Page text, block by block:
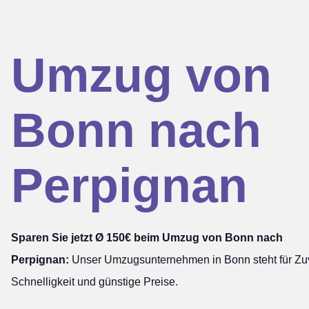
Umzug von
Bonn nach
Perpignan
Sparen Sie jetzt Ø 150€ beim Umzug von Bonn nach
Perpignan: Unser Umzugsunternehmen in Bonn steht für
Schnelligkeit und günstige Preise.